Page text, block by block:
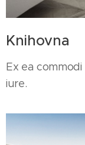
Knihovna
Ex ea
iure.